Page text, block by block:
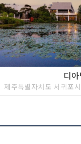
디
제주특별자치도 서귀포